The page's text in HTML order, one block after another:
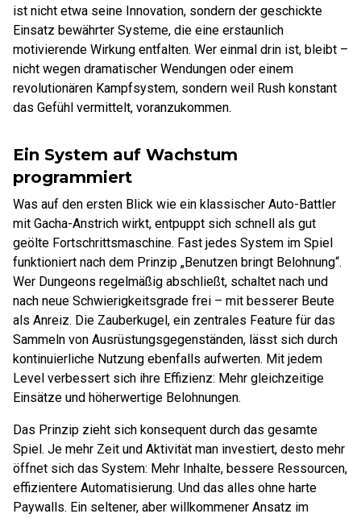
ist nicht etwa seine Innovation, sondern der geschickte
Einsatz bewährter Systeme, die eine erstaunlich
motivierende Wirkung entfalten. Wer einmal drin ist, bleibt –
nicht wegen dramatischer Wendungen oder einem
revolutionären Kampfsystem, sondern weil Rush konstant
das Gefühl vermittelt, voranzukommen.
Ein System auf Wachstum
programmiert
Was auf den ersten Blick wie ein klassischer Auto-Battler
mit Gacha-Anstrich wirkt, entpuppt sich schnell als gut
geölte Fortschrittsmaschine. Fast jedes System im Spiel
funktioniert nach dem Prinzip „Benutzen bringt Belohnung“.
Wer Dungeons regelmäßig abschließt, schaltet nach und
nach neue Schwierigkeitsgrade frei – mit besserer Beute
als Anreiz. Die Zauberkugel, ein zentrales Feature für das
Sammeln von Ausrüstungsgegenständen, lässt sich durch
kontinuierliche Nutzung ebenfalls aufwerten. Mit jedem
Level verbessert sich ihre Effizienz: Mehr gleichzeitige
Einsätze und höherwertige Belohnungen.
Das Prinzip zieht sich konsequent durch das gesamte
Spiel. Je mehr Zeit und Aktivität man investiert, desto mehr
öffnet sich das System: Mehr Inhalte, bessere Ressourcen,
effizientere Automatisierung. Und das alles ohne harte
Paywalls. Ein seltener, aber willkommener Ansatz im